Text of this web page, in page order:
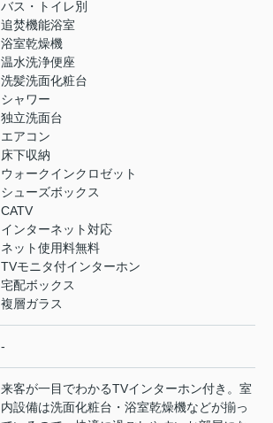
バス・トイレ別
追焚機能浴室
浴室乾燥機
温水洗浄便座
洗髪洗面化粧台
シャワー
独立洗面台
エアコン
床下収納
ウォークインクロゼット
シューズボックス
CATV
インターネット対応
ネット使用料無料
TVモニタ付インターホン
宅配ボックス
複層ガラス
-
来客が一目でわかるTVインターホン付き。室
内設備は洗面化粧台・浴室乾燥機などが揃っ